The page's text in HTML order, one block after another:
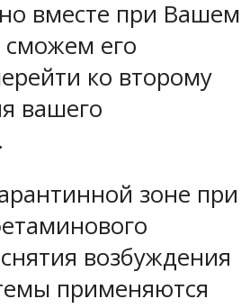
вместе при Вашем
его
ко второму
вашего
зоне при
возбуждения
применяются